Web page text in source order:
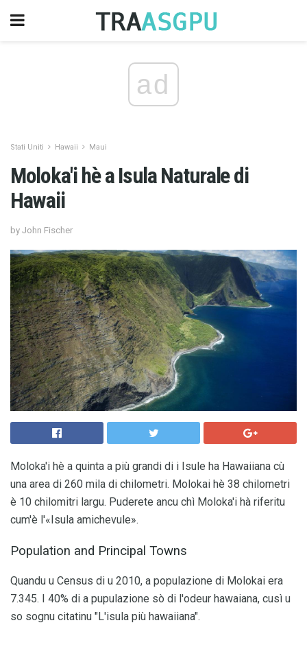
ad
Stati Uniti Hawaii Maui
Moloka'i hè a Isula Naturale di
Hawaii
by John Fischer
Moloka'i hè a quinta a più grandi di i Isule ha Hawaiiana cù
una area di 260 mila di chilometri. Molokai hè 38 chilometri
è 10 chilomitri largu. Puderete ancu chì Moloka'i hà riferitu
cum'è l'«Isula amichevule».
Population and Principal Towns
Quandu u Census di u 2010, a populazione di Molokai era
7.345. I 40% di a pupulazione sò di l'odeur hawaiana, cusì u
so sognu citatinu "L'isula più hawaiiana".